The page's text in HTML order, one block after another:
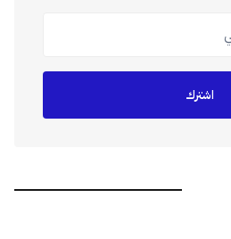
اشترك